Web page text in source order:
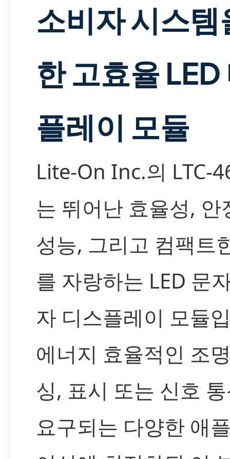
소비자 시스템
한 고효율 LED
플레이 모듈
Lite-On Inc.의 LTC-
는 뛰어난 효율성, 안
성능, 그리고 컴팩트
를 자랑하는 LED 문
자 디스플레이 모듈
에너지 효율적인 조
싱, 표시 또는 신호
요구되는 다양한 애